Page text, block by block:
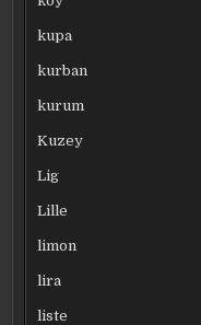
kupa
kurban
kurum
Kuzey
Lig
Lille
limon
lira
liste